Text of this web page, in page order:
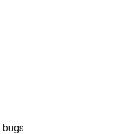
bugs